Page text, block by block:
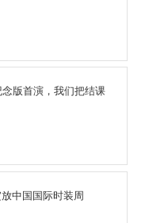
版首演，我们把结课
中国国际时装周